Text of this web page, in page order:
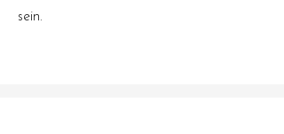
sein.